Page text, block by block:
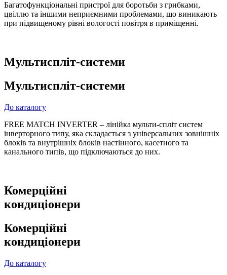
Багатофункціональні пристрої для боротьби з грибками,
цвіллю та іншими неприємними проблемами, що виникають
при підвищеному рівні вологості повітря в приміщенні.
Мультиспліт-системи
Мультиспліт-системи
До каталогу
FREE MATCH INVERTER – лінійка мульти-спліт систем
інверторного типу, яка складається з універсальних зовнішніх
блоків та внутрішніх блоків настінного, касетного та
канального типів, що підключаються до них.
Комерційні
кондиціонери
Комерційні
кондиціонери
До каталогу